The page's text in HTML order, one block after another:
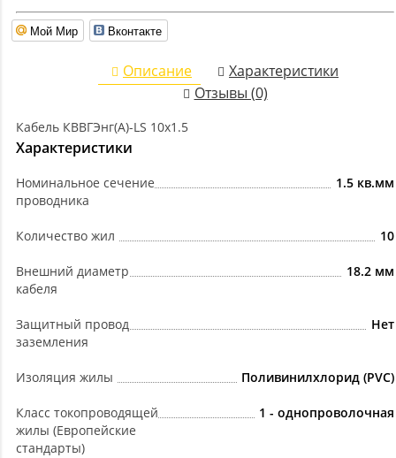
Мой Мир Вконтакте
Описание
Характеристики
Отзывы (0)
Кабель КВВГЭнг(А)-LS 10х1.5
Характеристики
Номинальное сечение
проводника
1.5 кв.мм
Количество жил 10
Внешний диаметр
кабеля
18.2 мм
Защитный провод
заземления
Нет
Изоляция жилы Поливинилхлорид (PVC)
Класс токопроводящей
жилы (Европейские
стандарты)
1 - однопроволочная